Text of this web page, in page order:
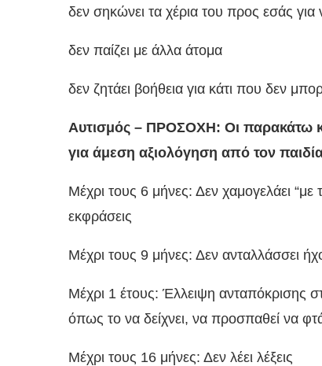
δεν σηκώνει τα χέρια του προς εσάς
δεν παίζει με άλλα άτομα
δεν ζητάει βοήθεια για κάτι που δεν
Αυτισμός – ΠΡΟΣΟΧΗ: Οι παρακάτω
για άμεση αξιολόγηση από τον
Μέχρι τους 6 μήνες: Δεν χαμογελάει “με
εκφράσεις
Μέχρι τους 9 μήνες: Δεν ανταλλάσσει
Μέχρι 1 έτους: Έλλειψη ανταπόκρισης
όπως το να δείχνει, να προσπαθεί να
Μέχρι τους 16 μήνες: Δεν λέει λέξεις